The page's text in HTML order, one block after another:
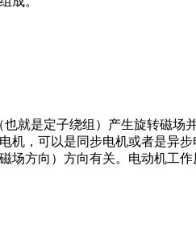
就是定子绕组）产生旋转磁
，可以是同步电机或者是异
方向）方向有关。电动机工